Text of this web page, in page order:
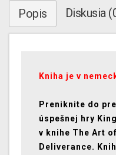
Popis Diskusia
Kniha je v
Preniknite do
úspešnej hry
v knihe The Art
Deliverance.